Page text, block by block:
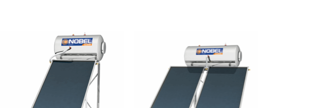
Wishlist
Add to
Wishlist